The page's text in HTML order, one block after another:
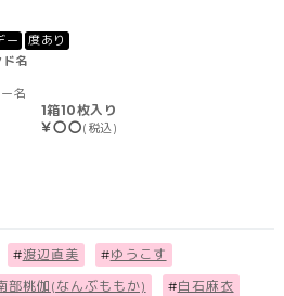
ー
度あり
ド名
名
1箱10枚入り
￥〇〇(税込)
#渡辺直美 #ゆうこす
部桃伽(なんぶももか) #白石麻衣